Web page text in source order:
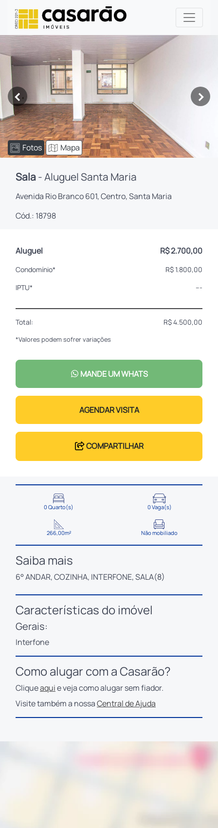
< >
Fotos Mapa
Sala- Aluguel Santa Maria
Avenida Rio Branco 601, Centro, Santa Maria
Cód.: 18798
Aluguel R$ 2.700,00
Condomínio*
R$ 1.800,00
IPTU*
---
Total: R$ 4.500,00
*Valores podem sofrer variações
MANDE UM WHATS
AGENDAR VISITA
COMPARTILHAR
0 Quarto(s) 0 Vaga(s)
266,00m² Não mobiliado
Saiba mais
6° ANDAR, COZINHA, INTERFONE, SALA(8)
Características do imóvel
Gerais:
Interfone
Como alugar com a Casarão?
Cliqueaquie veja como alugar sem fiador.
Visite também a nossaCentral de Ajuda